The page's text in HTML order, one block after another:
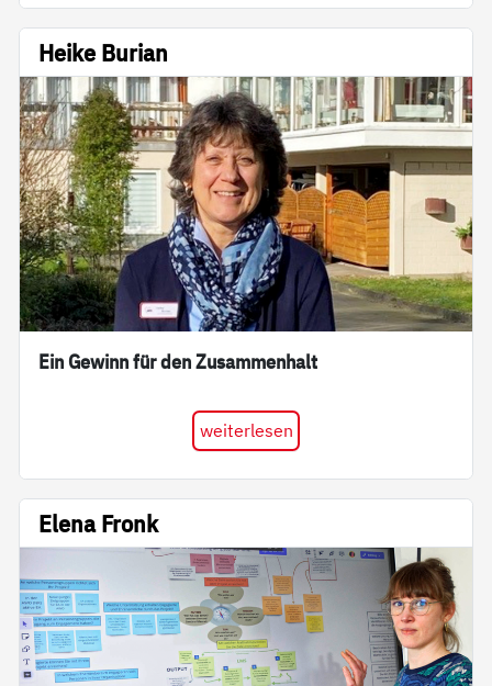
Heike Burian
Ein Gewinn für den Zusammenhalt
weiterlesen
Elena Fronk